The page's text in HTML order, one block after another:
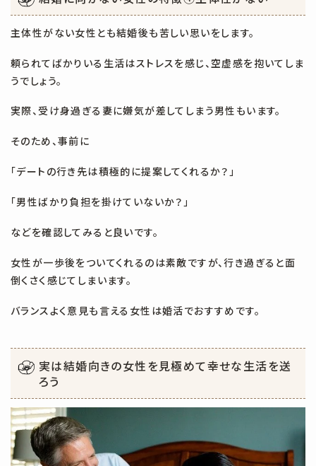
主体性がない女性とも結婚後も苦しい思いをします。
頼られてばかりいる生活はストレスを感じ、空虚感を抱いてしま
うでしょう。
実際、受け身過ぎる妻に嫌気が差してしまう男性もいます。
そのため、事前に
「デートの行き先は積極的に提案してくれるか？」
「男性ばかり負担を掛けていないか？」
などを確認してみると良いです。
女性が一歩後をついてくれるのは素敵ですが、行き過ぎると面
倒くさく感じてしまいます。
バランスよく意見も言える女性は婚活でおすすめです。
実は結婚向きの女性を見極めて幸せな生活を送
ろう